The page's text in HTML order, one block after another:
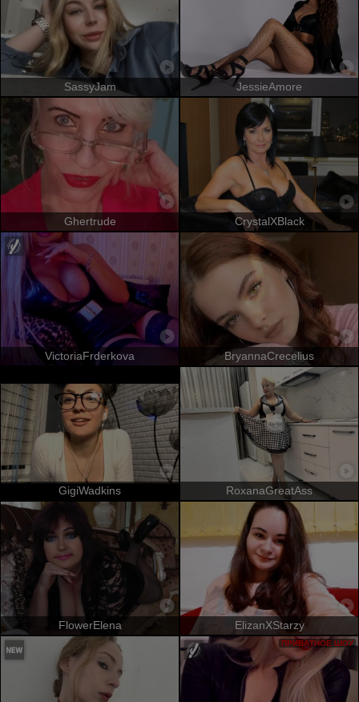
SassyJam JessieAmore
Ghertrude CrystalXBlack
VictoriaFrderkova BryannaCrecelius
GigiWadkins RoxanaGreatAss
FlowerElena ElizanXStarzy
ПРИВАТНОЕ ШОУ